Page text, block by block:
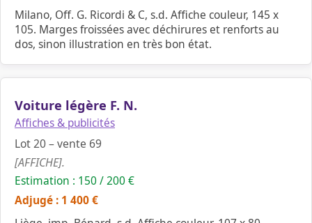
Milano, Off. G. Ricordi & C, s.d. Affiche couleur, 145 x
105. Marges froissées avec déchirures et renforts au
dos, sinon illustration en très bon état.
Voiture légère F. N.
Affiches & publicités
Lot 20 – vente 69
[AFFICHE].
Estimation : 150 / 200 €
Adjugé : 1 400 €